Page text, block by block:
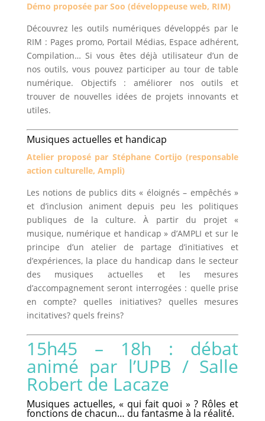
Démo proposée par Soo (développeuse web, RIM)
Découvrez les outils numériques développés par le
RIM : Pages promo, Portail Médias, Espace adhérent,
Compilation… Si vous êtes déjà utilisateur d’un de
nos outils, vous pouvez participer au tour de table
numérique. Objectifs : améliorer nos outils et
trouver de nouvelles idées de projets innovants et
utiles.
Musiques actuelles et handicap
Atelier proposé par Stéphane Cortijo (responsable
action culturelle, Ampli)
Les notions de publics dits « éloignés – empêchés »
et d’inclusion animent depuis peu les politiques
publiques de la culture. À partir du projet «
musique, numérique et handicap » d’AMPLI et sur le
principe d’un atelier de partage d’initiatives et
d’expériences, la place du handicap dans le secteur
des musiques actuelles et les mesures
d’accompagnement seront interrogées : quelle prise
en compte? quelles initiatives? quelles mesures
incitatives? quels freins?
15h45 – 18h : débat
animé par l’UPB / Salle
Robert de Lacaze
Musiques actuelles, « qui fait quoi » ? Rôles et
fonctions de chacun… du fantasme à la réalité.